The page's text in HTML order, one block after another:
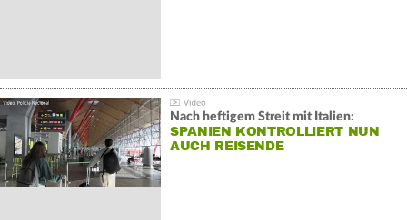
Nach heftigem Streit mit Italien:
SPANIEN KONTROLLIERT NUN
AUCH REISENDE